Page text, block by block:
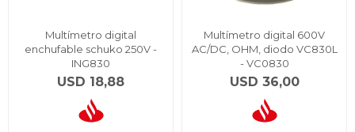
Multímetro digital
enchufable schuko 250V -
ING830
USD 18,88
Multímetro digital 600V
AC/DC, OHM, diodo VC830L
- VC0830
USD 36,00